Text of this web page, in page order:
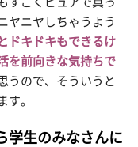
ヤニヤしちゃうよう
ドキドキもできるけ
を前向きな気持ちで
うので、そういうと
す。
学生のみなさんに